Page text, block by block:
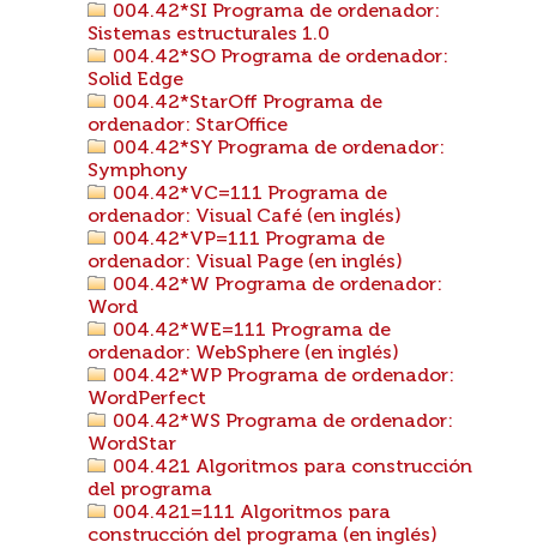
004.42*SI Programa de ordenador:
Sistemas estructurales 1.0
004.42*SO Programa de ordenador:
Solid Edge
004.42*StarOff Programa de
ordenador: StarOffice
004.42*SY Programa de ordenador:
Symphony
004.42*VC=111 Programa de
ordenador: Visual Café (en inglés)
004.42*VP=111 Programa de
ordenador: Visual Page (en inglés)
004.42*W Programa de ordenador:
Word
004.42*WE=111 Programa de
ordenador: WebSphere (en inglés)
004.42*WP Programa de ordenador:
WordPerfect
004.42*WS Programa de ordenador:
WordStar
004.421 Algoritmos para construcción
del programa
004.421=111 Algoritmos para
construcción del programa (en inglés)